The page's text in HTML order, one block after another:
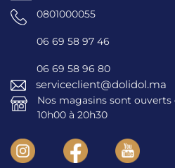
0801000055
06 69 58 97 46
06 69 58 96 80
serviceclient@dolidol.ma
Nos magasins sont
10h00 à 20h30